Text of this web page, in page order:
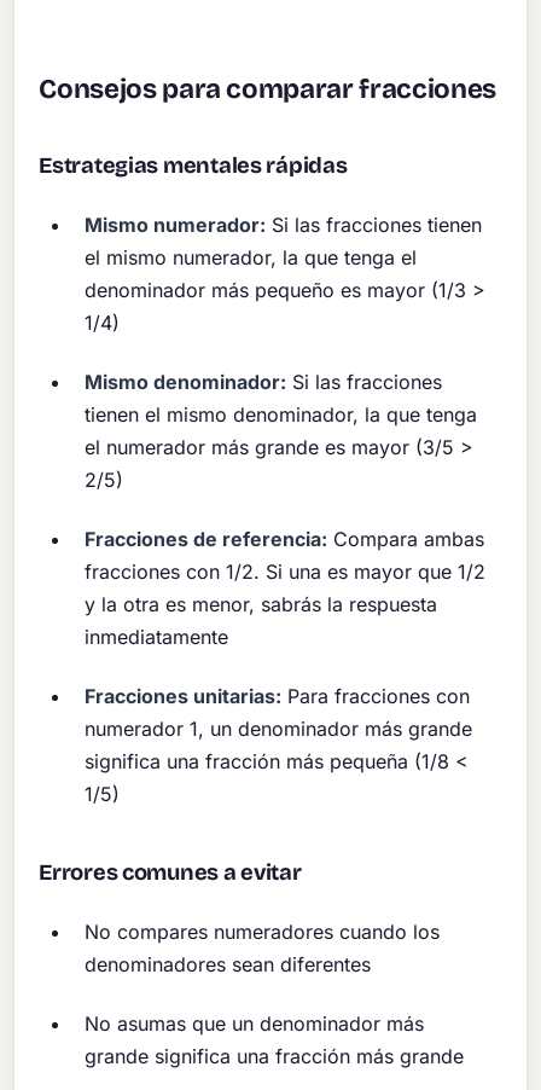
Consejos para comparar fracciones
Estrategias mentales rápidas
Mismo numerador: Si las fracciones tienen
el mismo numerador, la que tenga el
denominador más pequeño es mayor (1/3 >
1/4)
Mismo denominador: Si las fracciones
tienen el mismo denominador, la que tenga
el numerador más grande es mayor (3/5 >
2/5)
Fracciones de referencia: Compara ambas
fracciones con 1/2. Si una es mayor que 1/2
y la otra es menor, sabrás la respuesta
inmediatamente
Fracciones unitarias: Para fracciones con
numerador 1, un denominador más grande
significa una fracción más pequeña (1/8 <
1/5)
Errores comunes a evitar
No compares numeradores cuando los
denominadores sean diferentes
No asumas que un denominador más
grande significa una fracción más grande